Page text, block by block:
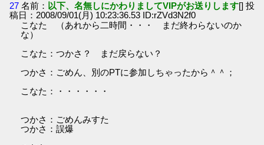
27 名前： 以下、名無しにかわりましてVIPがお送りします[] 投
稿日：2008/09/01(月) 10:23:36.53 ID:rZVd3N2f0
こなた （あれから二時間・・・ まだ終わらないのか
な）
こなた：つかさ？ まだ戻らない？
つかさ：ごめん、別のPTに参加しちゃったから＾＾；
こなた：・・・・・・
つかさ：ごめんみすた
つかさ：誤爆